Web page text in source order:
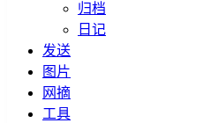
归档
日记
发送
图片
网摘
工具